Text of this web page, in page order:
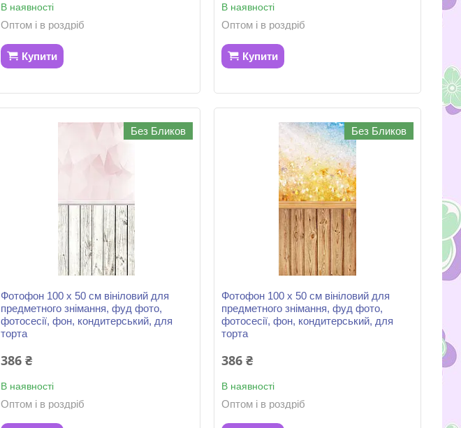
В наявності
Оптом і в роздріб
Купити
В наявності
Оптом і в роздріб
Купити
Без Бликов
Фотофон 100 х 50 см вініловий для
предметного знімання, фуд фото,
фотосесії, фон, кондитерський, для
торта
386 ₴
В наявності
Оптом і в роздріб
Без Бликов
Фотофон 100 х 50 см вініловий для
предметного знімання, фуд фото,
фотосесії, фон, кондитерський, для
торта
386 ₴
В наявності
Оптом і в роздріб